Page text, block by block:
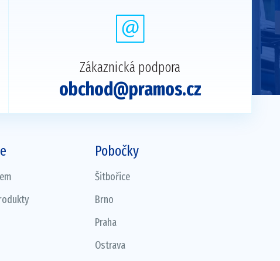
Zákaznická podpora
obchod@pramos.cz
Pobočky
Šitbořice
Brno
Praha
Ostrava